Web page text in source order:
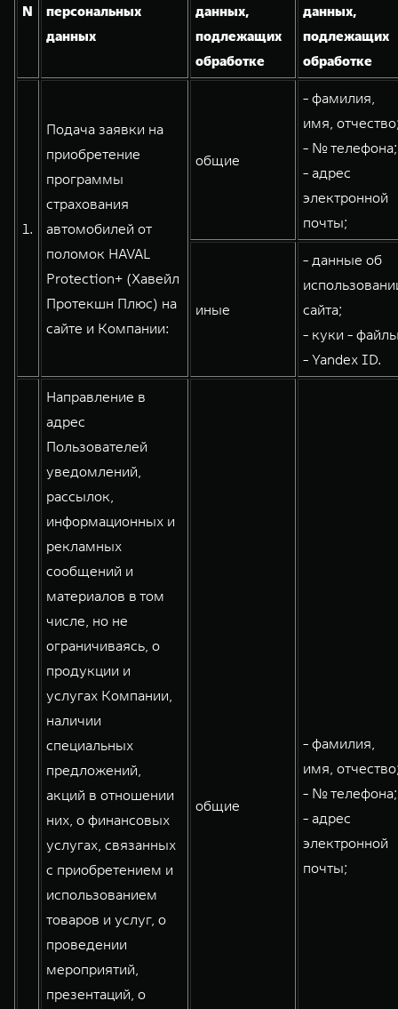
от 6 149 000 ₽
Эстетика нового времени
от 5 699 000 ₽
WEY 80
Масштаб возможностей
от 6 449 000 ₽ от 8 099 000 ₽
TANK Кредит
TANK Страхование
Цифровые сервисы TANK
N
персональных
данных
данных,
подлежащих
обработке
данных,
подлежащих
обработке
1.
Подача заявки на
приобретение
программы
страхования
автомобилей от
поломок HAVAL
Protection+ (Хавейл
Протекшн Плюс) на
сайте и Компании:
общие
- фамилия,
имя,
- № телефона;
- адрес
электронной
почты;
иные
- данные об
сайта;
- куки -
- Yandex ID.
Направление в
адрес
Пользователей
уведомлений,
рассылок,
информационных и
рекламных
сообщений и
материалов в том
числе, но не
ограничиваясь, о
продукции и
услугах Компании,
наличии
специальных
предложений,
акций в отношении
них, о финансовых
услугах, связанных
с приобретением и
использованием
товаров и услуг, о
проведении
мероприятий,
презентаций, о
общие
- фамилия,
имя,
- № телефона;
- адрес
электронной
почты;